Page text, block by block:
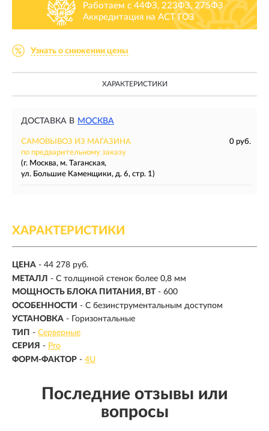
Работаем с 44ФЗ, 223ФЗ, 275ФЗ
Аккредитация на АСТ ГОЗ
Узнать о снижении цены
ХАРАКТЕРИСТИКИ
ДОСТАВКА В МОСКВА
САМОВЫВОЗ ИЗ МАГАЗИНА
0 руб.
по предварительному заказу
(г. Москва, м. Таганская,
ул. Большие Каменщики, д. 6, стр. 1)
ХАРАКТЕРИСТИКИ
ЦЕНА - 44 278 руб.
МЕТАЛЛ - С толщиной стенок более 0,8 мм
МОЩНОСТЬ БЛОКА ПИТАНИЯ, ВТ - 600
ОСОБЕННОСТИ - С безинструментальным доступом
УСТАНОВКА - Горизонтальные
ТИП - Серверные
СЕРИЯ - Pro
ФОРМ-ФАКТОР - 4U
Последние отзывы или
вопросы